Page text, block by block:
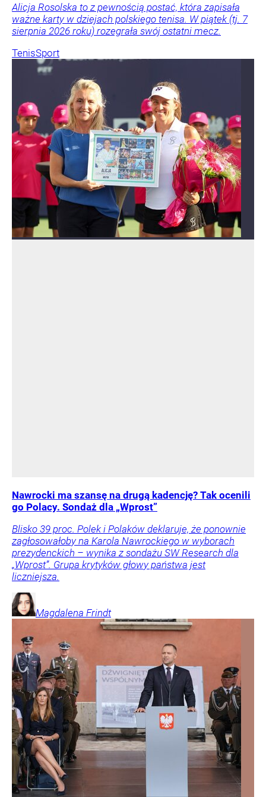
Alicja Rosolska to z pewnością postać, która zapisała
ważne karty w dziejach polskiego tenisa. W piątek (tj. 7
sierpnia 2026 roku) rozegrała swój ostatni mecz.
TenisSport
Nawrocki ma szansę na drugą kadencję? Tak ocenili
go Polacy. Sondaż dla „Wprost”
Blisko 39 proc. Polek i Polaków deklaruje, że ponownie
zagłosowałoby na Karola Nawrockiego w wyborach
prezydenckich – wynika z sondażu SW Research dla
„Wprost”. Grupa krytyków głowy państwa jest
liczniejsza.
Magdalena Frindt